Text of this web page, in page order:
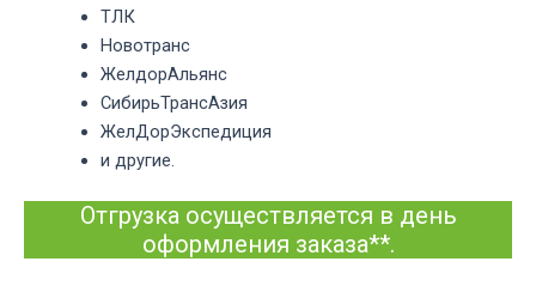
ТЛК
Новотранс
ЖелдорАльянс
СибирьТрансАзия
ЖелДорЭкспедиция
и другие.
Отгрузка осуществляется в день
оформления заказа**.